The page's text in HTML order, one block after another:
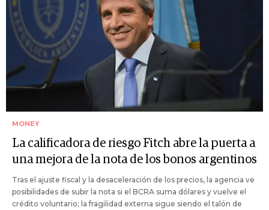
MONEY
La calificadora de riesgo Fitch abre la puerta a
una mejora de la nota de los bonos argentinos
Tras el ajuste fiscal y la desaceleración de los precios, la agencia ve
posibilidades de subir la nota si el BCRA suma dólares y vuelve el
crédito voluntario; la fragilidad externa sigue siendo el talón de